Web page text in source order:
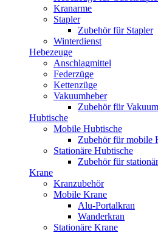
Kranarme
Stapler
Zubehör für Stapler
Winterdienst
Hebezeuge
Anschlagmittel
Federzüge
Kettenzüge
Vakuumheber
Zubehör für
Hubtische
Mobile Hubtische
Zubehör für mobile
Stationäre Hubtische
Zubehör für
Krane
Kranzubehör
Mobile Krane
Alu-Portalkran
Wanderkran
Stationäre Krane